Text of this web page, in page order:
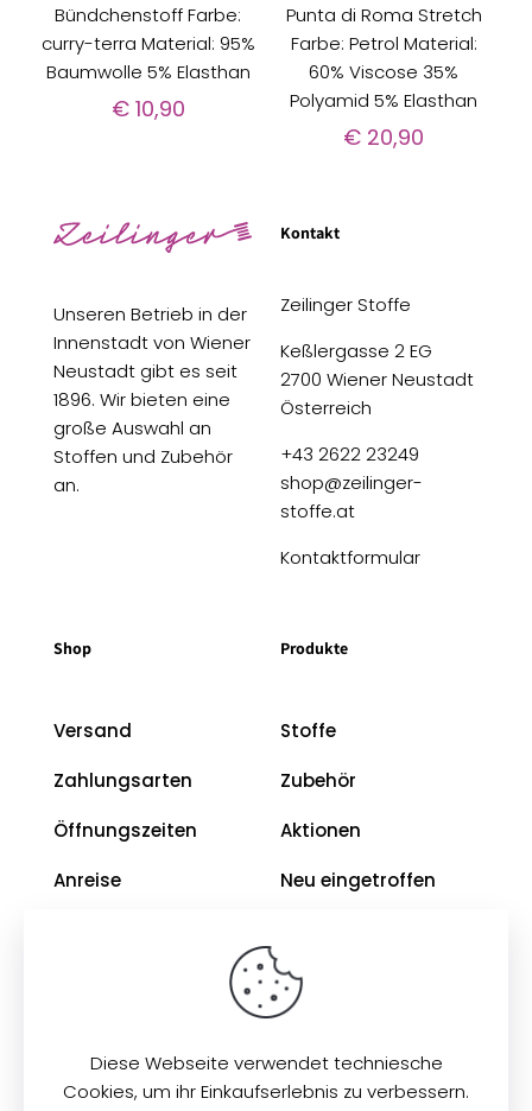
Bündchenstoff Farbe:
curry-terra Material: 95%
Baumwolle 5% Elasthan
€10,90
Punta di Roma Stretch
Farbe: Petrol Material:
60% Viscose 35%
Polyamid 5% Elasthan
€ 20,90
Unseren Betrieb in der
Innenstadt von Wiener
Neustadt gibt es seit
1896. Wir bieten eine
große Auswahl an
Stoffen und Zubehör
an.
Kontakt
Zeilinger Stoffe
Keßlergasse 2 EG
2700 Wiener Neustadt
Österreich
+43 2622 23249
shop@zeilinger-
stoffe.at
Kontaktformular
Shop
Versand
Zahlungsarten
Öffnungszeiten
Anreise
Datenschutz
Produkte
Stoffe
Zubehör
Aktionen
Neu eingetroffen
Diese Webseite verwendet techniesche
Cookies, um ihr Einkaufserlebnis zu verbessern.